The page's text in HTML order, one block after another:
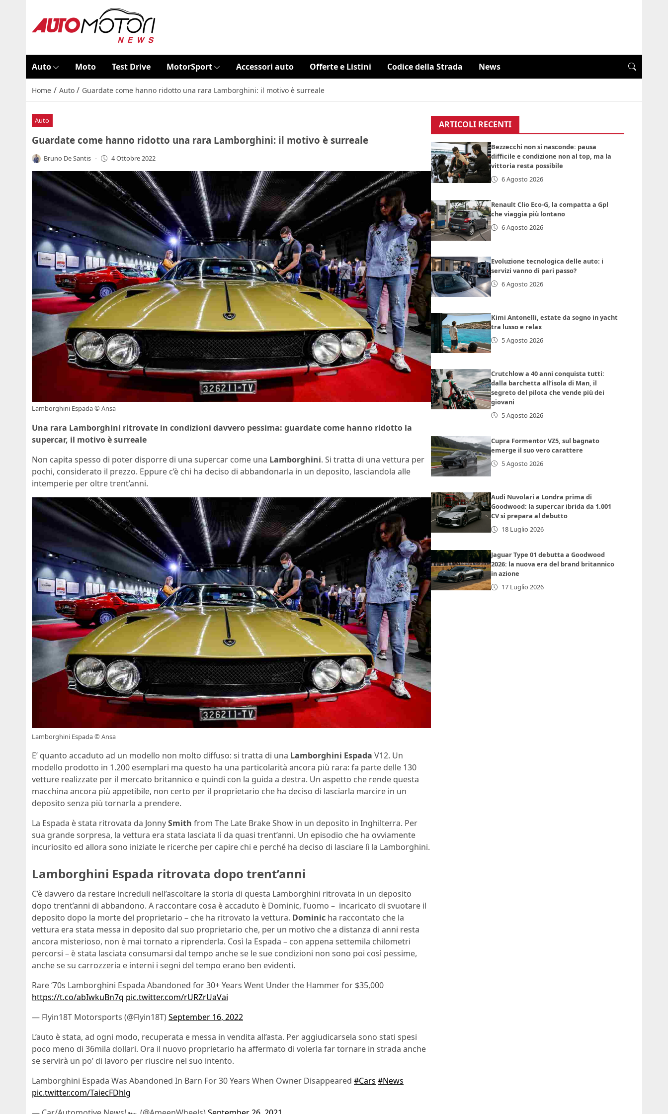
Auto Moto Test Drive MotorSport Accessori auto Offerte e Listini Codice della Strada News
Home / Auto / Guardate come hanno ridotto una rara Lamborghini: il motivo è surreale
Auto
Guardate come hanno ridotto una rara Lamborghini: il motivo è surreale
Bruno De Santis - 4 Ottobre 2022
Lamborghini Espada © Ansa
Una rara Lamborghini ritrovate in condizioni davvero pessima: guardate come hanno ridotto la
supercar, il motivo è surreale
Non capita spesso di poter disporre di una supercar come una Lamborghini. Si tratta di una vettura per
pochi, considerato il prezzo. Eppure c’è chi ha deciso di abbandonarla in un deposito, lasciandola alle
intemperie per oltre trent’anni.
Lamborghini Espada © Ansa
E’ quanto accaduto ad un modello non molto diffuso: si tratta di una Lamborghini Espada V12. Un
modello prodotto in 1.200 esemplari ma questo ha una particolarità ancora più rara: fa parte delle 130
vetture realizzate per il mercato britannico e quindi con la guida a destra. Un aspetto che rende questa
macchina ancora più appetibile, non certo per il proprietario che ha deciso di lasciarla marcire in un
deposito senza più tornarla a prendere.
La Espada è stata ritrovata da JonnySmith from The Late Brake Show in un deposito in Inghilterra. Per
sua grande sorpresa, la vettura era stata lasciata lì da quasi trent’anni. Un episodio che ha ovviamente
incuriosito ed allora sono iniziate le ricerche per capire chi e perché ha deciso di lasciare lì la Lamborghini.
Lamborghini Espada ritrovata dopo trent’anni
C’è davvero da restare increduli nell’ascoltare la storia di questa Lamborghini ritrovata in un deposito
dopo trent’anni di abbandono. A raccontare cosa è accaduto è Dominic, l’uomo – incaricato di svuotare il
deposito dopo la morte del proprietario – che ha ritrovato la vettura. Dominic ha raccontato che la
vettura era stata messa in deposito dal suo proprietario che, per un motivo che a distanza di anni resta
ancora misterioso, non è mai tornato a riprenderla. Così la Espada – con appena settemila chilometri
percorsi – è stata lasciata consumarsi dal tempo anche se le sue condizioni non sono poi così pessime,
anche se su carrozzeria e interni i segni del tempo erano ben evidenti.
Rare ‘70s Lamborghini Espada Abandoned for 30+ Years Went Under the Hammer for $35,000
https://t.co/abIwkuBn7q pic.twitter.com/rURZrUaVai
— Flyin18T Motorsports (@Flyin18T)September 16, 2022
L’auto è stata, ad ogni modo, recuperata e messa in vendita all’asta. Per aggiudicarsela sono stati spesi
poco meno di 36mila dollari. Ora il nuovo proprietario ha affermato di volerla far tornare in strada anche
se servirà un po’ di lavoro per riuscire nel suo intento.
Lamborghini Espada Was Abandoned In Barn For 30 Years When Owner Disappeared #Cars #News
pic.twitter.com/TaiecFDhlg
ARTICOLI RECENTI
Bezzecchi non si nasconde: pausa
difficile e condizione non al top, ma la
vittoria resta possibile
6 Agosto 2026
Renault Clio Eco-G, la compatta a Gpl
che viaggia più lontano
6 Agosto 2026
Evoluzione tecnologica delle auto: i
servizi vanno di pari passo?
6 Agosto 2026
Kimi Antonelli, estate da sogno in yacht
tra lusso e relax
5 Agosto 2026
Crutchlow a 40 anni conquista tutti:
dalla barchetta all’isola di Man, il
segreto del pilota che vende più dei
giovani
5 Agosto 2026
Cupra Formentor VZ5, sul bagnato
emerge il suo vero carattere
5 Agosto 2026
Audi Nuvolari a Londra prima di
Goodwood: la supercar ibrida da 1.001
CV si prepara al debutto
18 Luglio 2026
Jaguar Type 01 debutta a Goodwood
2026: la nuova era del brand britannico
in azione
17 Luglio 2026